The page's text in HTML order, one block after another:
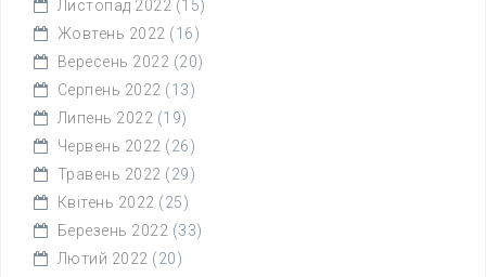
Листопад 2022 (15)
Жовтень 2022 (16)
Вересень 2022 (20)
Серпень 2022 (13)
Липень 2022 (19)
Червень 2022 (26)
Травень 2022 (29)
Квітень 2022 (25)
Березень 2022 (33)
Лютий 2022 (20)